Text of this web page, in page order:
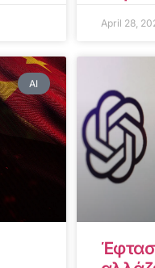
April 28,
AI